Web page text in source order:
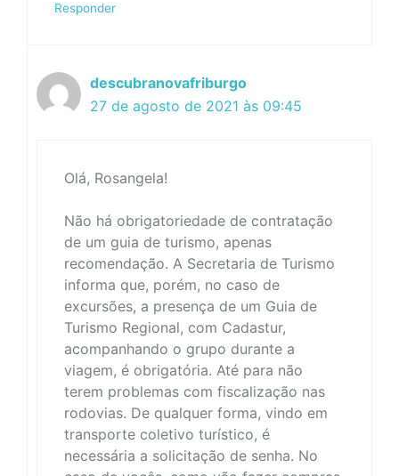
Responder
descubranovafriburgo
27 de agosto de 2021 às 09:45
Olá, Rosangela!
Não há obrigatoriedade de contratação
de um guia de turismo, apenas
recomendação. A Secretaria de Turismo
informa que, porém, no caso de
excursões, a presença de um Guia de
Turismo Regional, com Cadastur,
acompanhando o grupo durante a
viagem, é obrigatória. Até para não
terem problemas com fiscalização nas
rodovias. De qualquer forma, vindo em
transporte coletivo turístico, é
necessária a solicitação de senha. No